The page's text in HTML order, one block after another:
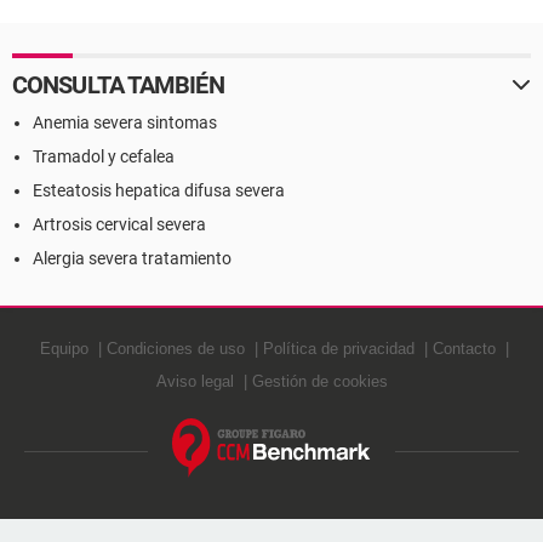
CONSULTA TAMBIÉN
Anemia severa sintomas
Tramadol y cefalea
Esteatosis hepatica difusa severa
Artrosis cervical severa
Alergia severa tratamiento
Equipo Condiciones de uso Política de privacidad
Contacto
Aviso legal
Gestión de cookies